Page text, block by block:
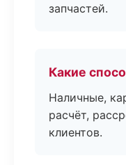
запчастей.
Какие
Наличные,
расчёт,
клиентов.